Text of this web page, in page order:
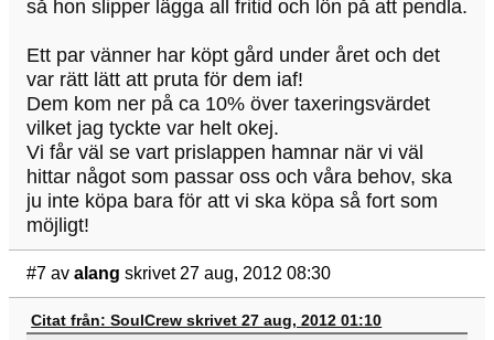
så hon slipper lägga all fritid och lön på att pendla.
Ett par vänner har köpt gård under året och det
var rätt lätt att pruta för dem iaf!
Dem kom ner på ca 10% över taxeringsvärdet
vilket jag tyckte var helt okej.
Vi får väl se vart prislappen hamnar när vi väl
hittar något som passar oss och våra behov, ska
ju inte köpa bara för att vi ska köpa så fort som
möjligt!
#7 av alang skrivet 27 aug, 2012 08:30
Citat från: SoulCrew skrivet 27 aug, 2012 01:10